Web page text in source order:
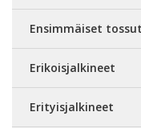
Ensimmäiset tossut
Erikoisjalkineet
Erityisjalkineet